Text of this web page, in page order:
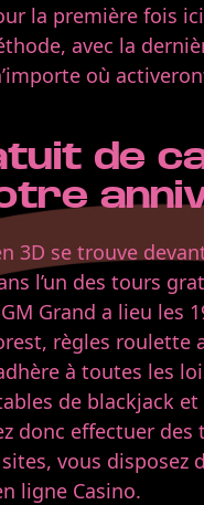
la première fois
avec la
où
de
3D se trouve
l’un des tours
Grand a lieu les
règles roulette
à toutes les
de blackjack
donc effectuer des
vous disposez
ligne Casino.